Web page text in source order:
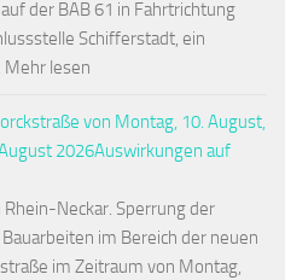
der BAB 61 in Fahrtrichtung
Schifferstadt, ein
Mehr lesen
von Montag, 10. August,
2026Auswirkungen auf
Neckar. Sperrung der
im Bereich der neuen
im Zeitraum von Montag,